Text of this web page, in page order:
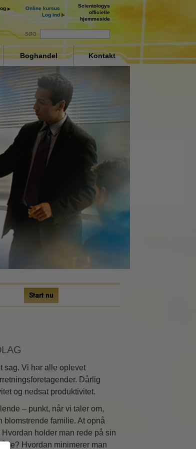
Online kursus
Log ind
Scientologys
officielle
hjemmeside
SØG
Boghandel Kontakt
Start nu
sag. Vi har alle oplevet
Dårlig
og nedsat produktivitet.
– punkt, når vi taler om,
blomstrende familie. At opnå
holder man rede på sin
Hvordan minimerer man